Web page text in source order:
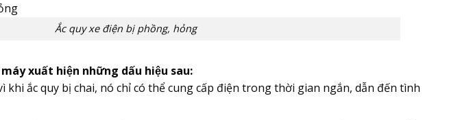
Ắc quy xe điện bị phồng, hỏng
xuất hiện những dấu hiệu sau:
khi ắc quy bị chai, nó chỉ có thể cung cấp điện trong thời gian ngắn, dẫn đến tình